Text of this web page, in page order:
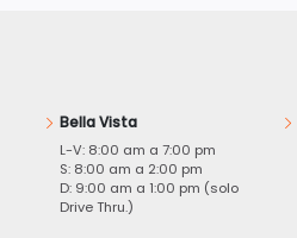
Bella Vista
L-V: 8:00 am a 7:00 pm
S: 8:00 am a 2:00 pm
D: 9:00 am a 1:00 pm (solo
Drive Thru.)